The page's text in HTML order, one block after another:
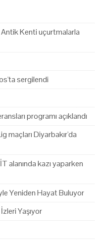
Kenti uçurtmalarla
sergilendi
programı açıklandı
maçları Diyarbakır'da
alanında kazı yaparken
Yeniden Hayat Buluyor
Yaşıyor